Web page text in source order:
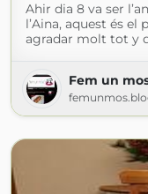
Ahir dia 8 va ser
l’Aina, aquest és el
agradar molt tot y
Fem un